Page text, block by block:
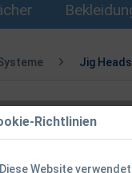
Jig
Richtlinien
Diese Website